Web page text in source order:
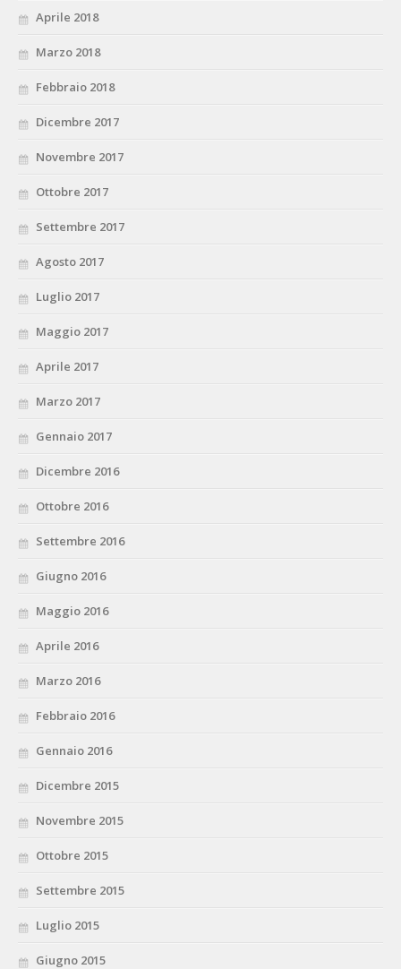
Aprile 2018
Marzo 2018
Febbraio 2018
Dicembre 2017
Novembre 2017
Ottobre 2017
Settembre 2017
Agosto 2017
Luglio 2017
Maggio 2017
Aprile 2017
Marzo 2017
Gennaio 2017
Dicembre 2016
Ottobre 2016
Settembre 2016
Giugno 2016
Maggio 2016
Aprile 2016
Marzo 2016
Febbraio 2016
Gennaio 2016
Dicembre 2015
Novembre 2015
Ottobre 2015
Settembre 2015
Luglio 2015
Giugno 2015